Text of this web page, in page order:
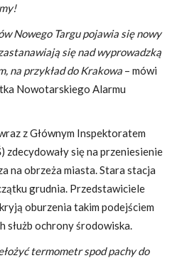
Nowego Targu pojawia się nowy
się nad wyprowadzką
na przykład do Krakowa – mówi
Nowotarskiego Alarmu
z Głównym Inspektoratem
zdecydowały się na przeniesienie
na obrzeża miasta. Stara stacja
grudnia. Przedstawiciele
oburzenia takim podejściem
służb ochrony środowiska.
termometr spod pachy do